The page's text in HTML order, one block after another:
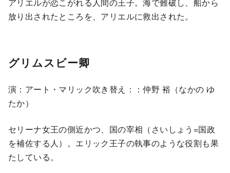
放り出されたところを、アリエルに救出された。
グリムスビー卿
演：アート・マリック吹き替え：：仲野 裕（なかの ゆ
たか）
セリーナ女王の側近かつ、国の宰相（さいしょう=国政
を補佐する人）。エリック王子の執事のような役割も果
たしている。